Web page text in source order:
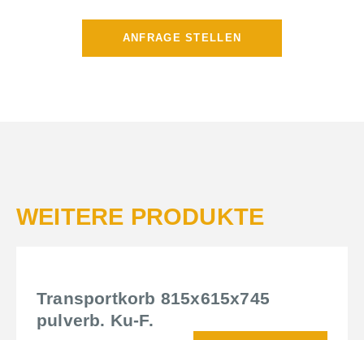
ANFRAGE STELLEN
WEITERE PRODUKTE
Transportkorb 815x615x745
pulverb. Ku-F.